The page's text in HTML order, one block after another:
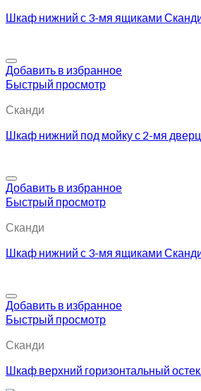
Шкаф нижний с 3-мя ящиками
Добавить в избранное
Быстрый просмотр
Сканди
Шкаф нижний под мойку с 2-мя
Добавить в избранное
Быстрый просмотр
Сканди
Шкаф нижний с 3-мя ящиками
Добавить в избранное
Быстрый просмотр
Сканди
Шкаф верхний горизонтальный